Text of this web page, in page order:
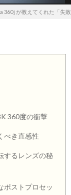
360｣が教えてくれた「失
360度の衝撃
べき直感性
するレンズの秘
ポストプロセッ